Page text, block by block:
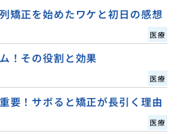
矯正を始めたワケと初日の感想
医療
！その役割と効果
医療
要！サボると矯正が長引く理由
医療